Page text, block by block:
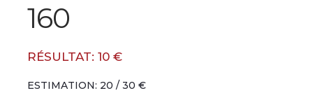
160
RÉSULTAT: 10 €
ESTIMATION: 20 / 30 €